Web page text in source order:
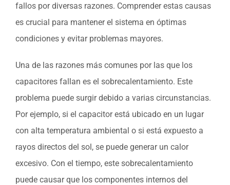
fallos por diversas razones. Comprender estas causas
es crucial para mantener el sistema en óptimas
condiciones y evitar problemas mayores.
Una de las razones más comunes por las que los
capacitores fallan es el sobrecalentamiento. Este
problema puede surgir debido a varias circunstancias.
Por ejemplo, si el capacitor está ubicado en un lugar
con alta temperatura ambiental o si está expuesto a
rayos directos del sol, se puede generar un calor
excesivo. Con el tiempo, este sobrecalentamiento
puede causar que los componentes internos del